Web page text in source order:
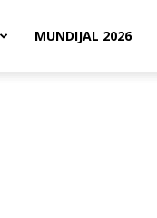
MUNDIJAL 2026